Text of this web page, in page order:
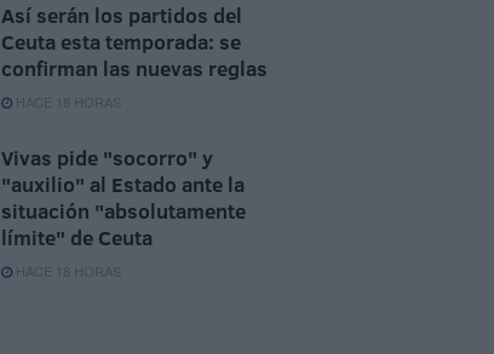
Así serán los partidos del
Ceuta esta temporada: se
confirman las nuevas reglas
HACE 18 HORAS
Vivas pide "socorro" y
"auxilio" al Estado ante la
situación "absolutamente
límite" de Ceuta
HACE 18 HORAS